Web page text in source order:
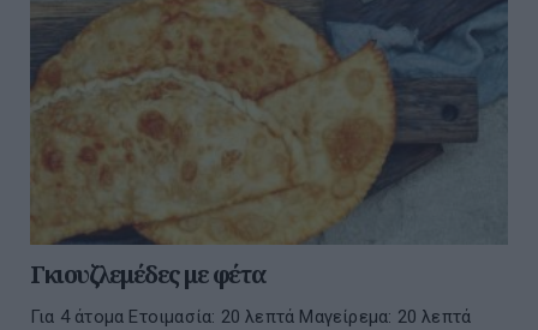
Γκιουζλεμέδες με φέτα
Για 4 άτομα Ετοιμασία: 20 λεπτά Μαγείρεμα: 20 λεπτά